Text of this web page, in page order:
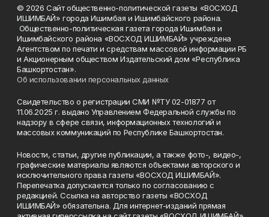
© 2026 Сайт общественно-политической газеты «ВОСХОД
ИШИМБАЙ» города Ишимбая и Ишимбайского района.
Общественно-политическая газета города Ишимбая и
Ишимбайского района «ВОСХОД ИШИМБАЙ» учреждена
Агентством по печати и средствам массовой информации РБ
и Акционерным обществом Издательский дом «Республика
Башкортостан».
Об использовании персональных данных
Свидетельство о регистрации СМИ №ТУ 02-01877 от
11.06.2025 г. выдано Управлением Федеральной службы по
надзору в сфере связи, информационных технологий и
массовых коммуникаций по Республике Башкортостан.
Новости, статьи, другие публикации, а также фото-, видео-,
графические материалы являются объектами авторского и
исключительного права газеты «ВОСХОД ИШИМБАЙ».
Перепечатка допускается только по согласованию с
редакцией. Ссылка на авторство газеты «ВОСХОД
ИШИМБАЙ» обязательна. Для интернет-изданий прямая